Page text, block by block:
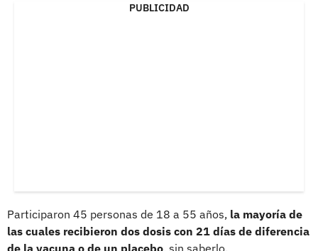
PUBLICIDAD
Participaron 45 personas de 18 a 55 años, la mayoría de
las cuales recibieron dos dosis con 21 días de diferencia
de la vacuna o de un placebo, sin saberlo.